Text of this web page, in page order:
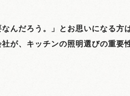
んだろう。」とお思いになる方
が、キッチンの照明選びの重要